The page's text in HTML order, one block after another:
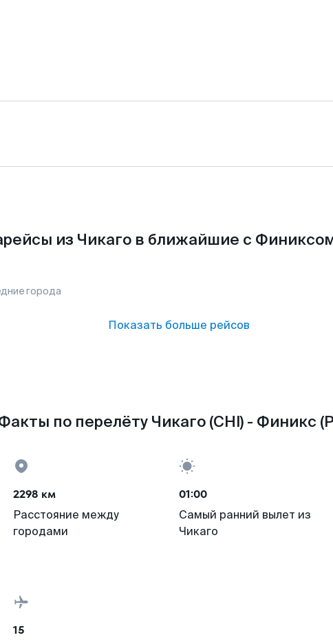
из Чикаго в ближайшие с
города
Показать больше рейсов
по перелёту Чикаго (CHI) - Финикс
2298 км
Расстояние между
городами
01:00
Самый ранний вылет из
Чикаго
15